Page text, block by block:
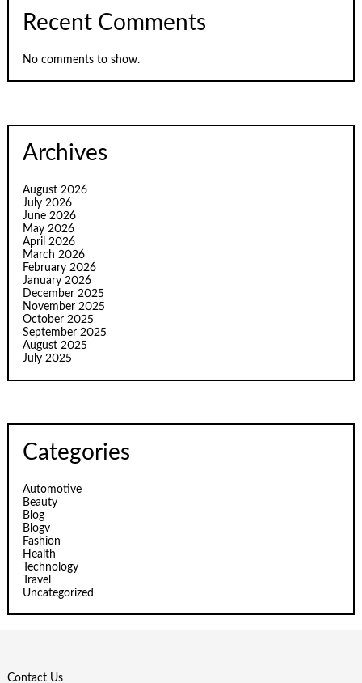
Recent Comments
No comments to show.
Archives
August 2026
July 2026
June 2026
May 2026
April 2026
March 2026
February 2026
January 2026
December 2025
November 2025
October 2025
September 2025
August 2025
July 2025
Categories
Automotive
Beauty
Blog
Blogv
Fashion
Health
Technology
Travel
Uncategorized
Contact Us